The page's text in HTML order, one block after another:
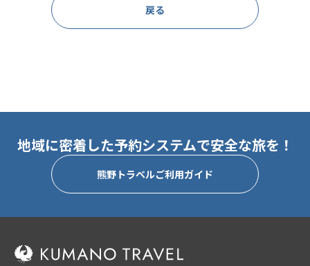
戻る
地域に密着した予約システムで安全な旅を！
熊野トラベルご利用ガイド